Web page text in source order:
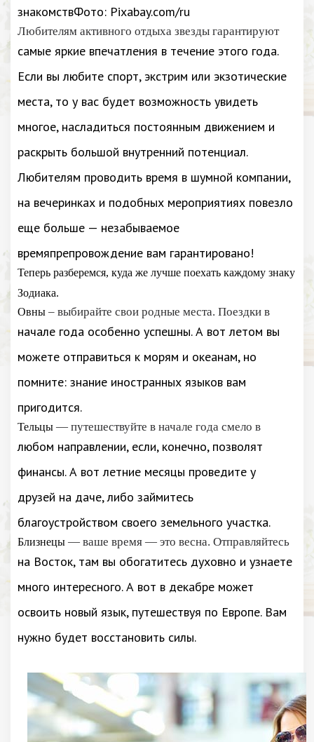
знакомствФото: Pixabay.com/ru
Любителям активного отдыха звезды гарантируют
самые яркие впечатления в течение этого года.
Если вы любите спорт, экстрим или экзотические
места, то у вас будет возможность увидеть
многое, насладиться постоянным движением и
раскрыть большой внутренний потенциал.
Любителям проводить время в шумной компании,
на вечеринках и подобных мероприятиях повезло
еще больше — незабываемое
времяпрепровождение вам гарантировано!
Теперь разберемся, куда же лучше поехать каждому знаку
Зодиака.
Овны – выбирайте свои родные места. Поездки в
начале года особенно успешны. А вот летом вы
можете отправиться к морям и океанам, но
помните: знание иностранных языков вам
пригодится.
Тельцы — путешествуйте в начале года смело в
любом направлении, если, конечно, позволят
финансы. А вот летние месяцы проведите у
друзей на даче, либо займитесь
благоустройством своего земельного участка.
Близнецы — ваше время — это весна. Отправляйтесь
на Восток, там вы обогатитесь духовно и узнаете
много интересного. А вот в декабре может
освоить новый язык, путешествуя по Европе. Вам
нужно будет восстановить силы.